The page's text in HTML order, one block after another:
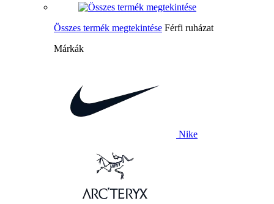
Összes termék megtekintése Férfi ruházat
Márkák
Nike